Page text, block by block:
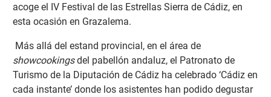
acoge el IV Festival de las Estrellas Sierra de Cádiz, en
esta ocasión en Grazalema.
Más allá del estand provincial, en el área de
showcookingsdel pabellón andaluz, el Patronato de
Turismo de la Diputación de Cádiz ha celebrado ‘Cádiz en
cada instante’ donde los asistentes han podido degustar